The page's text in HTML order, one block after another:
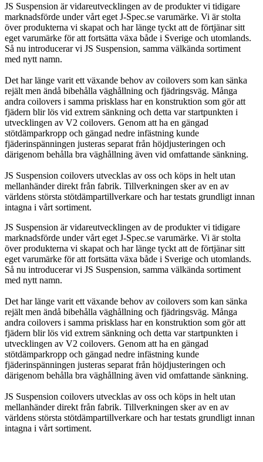
JS Suspension är vidareutvecklingen av de produkter vi tidigare
marknadsförde under vårt eget J-Spec.se varumärke. Vi är stolta
över produkterna vi skapat och har länge tyckt att de förtjänar sitt
eget varumärke för att fortsätta växa både i Sverige och utomlands.
Så nu introducerar vi JS Suspension, samma välkända sortiment
med nytt namn.
Det har länge varit ett växande behov av coilovers som kan sänka
rejält men ändå bibehålla väghållning och fjädringsväg. Många
andra coilovers i samma prisklass har en konstruktion som gör att
fjädern blir lös vid extrem sänkning och detta var startpunkten i
utvecklingen av V2 coilovers. Genom att ha en gängad
stötdämparkropp och gängad nedre infästning kunde
fjäderinspänningen justeras separat från höjdjusteringen och
därigenom behålla bra väghållning även vid omfattande sänkning.
JS Suspension coilovers utvecklas av oss och köps in helt utan
mellanhänder direkt från fabrik. Tillverkningen sker av en av
världens största stötdämpartillverkare och har testats grundligt innan
intagna i vårt sortiment.
JS Suspension är vidareutvecklingen av de produkter vi tidigare
marknadsförde under vårt eget J-Spec.se varumärke. Vi är stolta
över produkterna vi skapat och har länge tyckt att de förtjänar sitt
eget varumärke för att fortsätta växa både i Sverige och utomlands.
Så nu introducerar vi JS Suspension, samma välkända sortiment
med nytt namn.
Det har länge varit ett växande behov av coilovers som kan sänka
rejält men ändå bibehålla väghållning och fjädringsväg. Många
andra coilovers i samma prisklass har en konstruktion som gör att
fjädern blir lös vid extrem sänkning och detta var startpunkten i
utvecklingen av V2 coilovers. Genom att ha en gängad
stötdämparkropp och gängad nedre infästning kunde
fjäderinspänningen justeras separat från höjdjusteringen och
därigenom behålla bra väghållning även vid omfattande sänkning.
JS Suspension coilovers utvecklas av oss och köps in helt utan
mellanhänder direkt från fabrik. Tillverkningen sker av en av
världens största stötdämpartillverkare och har testats grundligt innan
intagna i vårt sortiment.